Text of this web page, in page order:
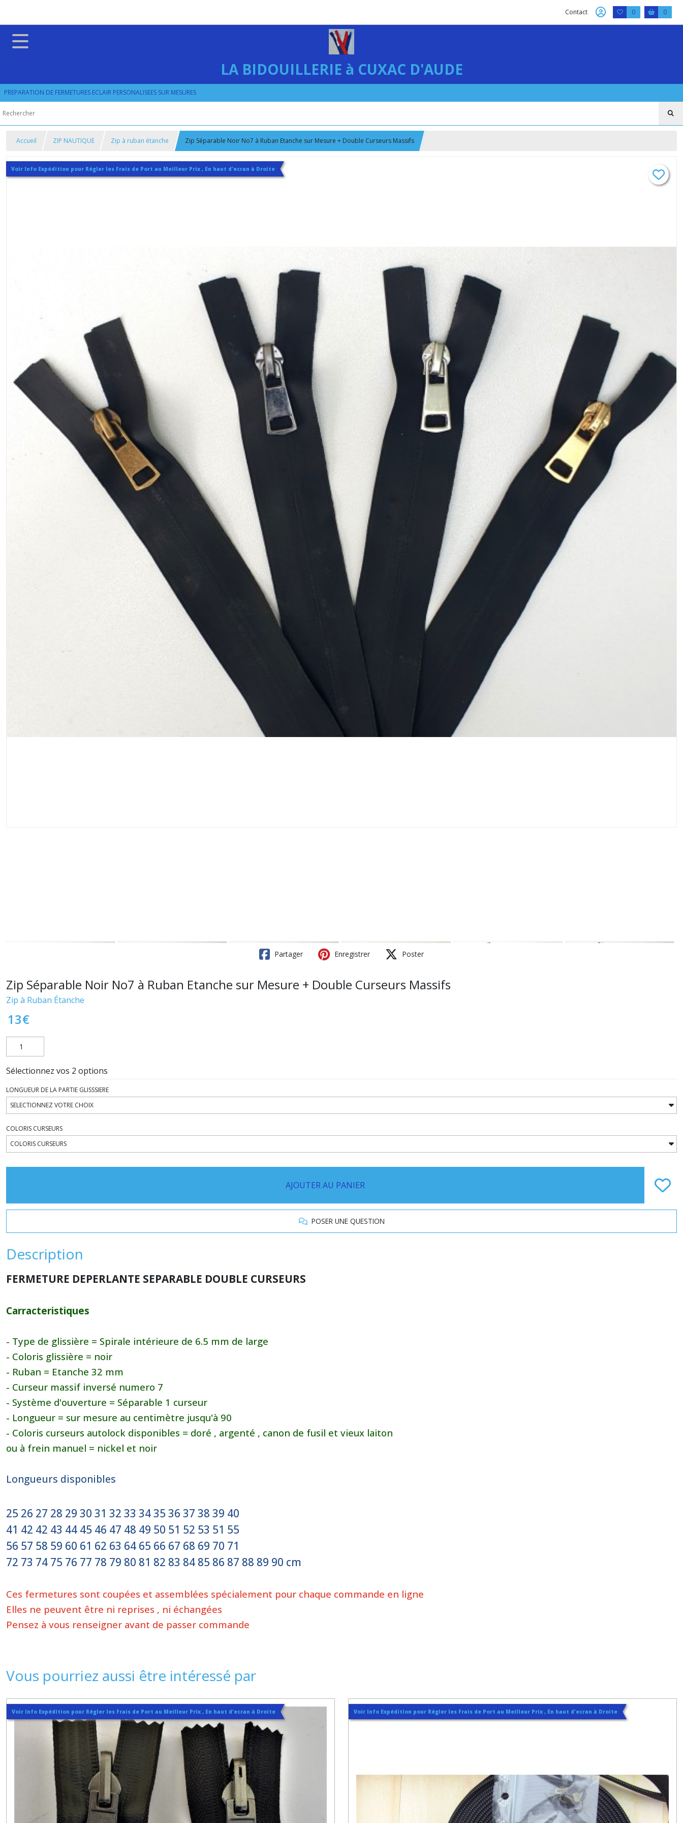
Contact 0 0
LA BIDOUILLERIE à CUXAC D'AUDE
PREPARATION DE FERMETURES ECLAIR PERSONALISEES SUR MESURES
Accueil ZIP NAUTIQUE Zip à ruban étanche Zip Séparable Noir No7 à Ruban Etanche sur Mesure + Double Curseurs Massifs
Voir Info Expédition pour Régler les Frais de Port au Meilleur Prix , En haut d'ecran à Droite
Partager Enregistrer Poster
Zip Séparable Noir No7 à Ruban Etanche sur Mesure + Double Curseurs Massifs
Zip à Ruban Étanche
13€
Sélectionnez vos 2 options
LONGUEUR DE LA PARTIE GLISSSIERE
COLORIS CURSEURS
AJOUTER AU PANIER
POSER UNE QUESTION
Description
FERMETURE DEPERLANTE SEPARABLE DOUBLE CURSEURS
Carracteristiques
- Type de glissière = Spirale intérieure de 6.5 mm de large
- Coloris glissière = noir
- Ruban = Etanche 32 mm
- Curseur massif inversé numero 7
- Système d'ouverture = Séparable 1 curseur
- Longueur = sur mesure au centimètre jusqu'à 90
- Coloris curseurs autolock disponibles = doré , argenté , canon de fusil et vieux laiton
ou à frein manuel = nickel et noir
Longueurs disponibles
25 26 27 28 29 30 31 32 33 34 35 36 37 38 39 40
41 42 42 43 44 45 46 47 48 49 50 51 52 53 51 55
56 57 58 59 60 61 62 63 64 65 66 67 68 69 70 71
72 73 74 75 76 77 78 79 80 81 82 83 84 85 86 87 88 89 90 cm
Ces fermetures sont coupées et assemblées spécialement pour chaque commande en ligne
Elles ne peuvent être ni reprises , ni échangées
Pensez à vous renseigner avant de passer commande
Vous pourriez aussi être intéressé par
Voir Info Expédition pour Régler les Frais de Port au Meilleur Prix , En haut d'ecran à Droite Voir Info Expédition pour Régler les Frais de Port au Meilleur Prix , En haut d'ecran à Droite